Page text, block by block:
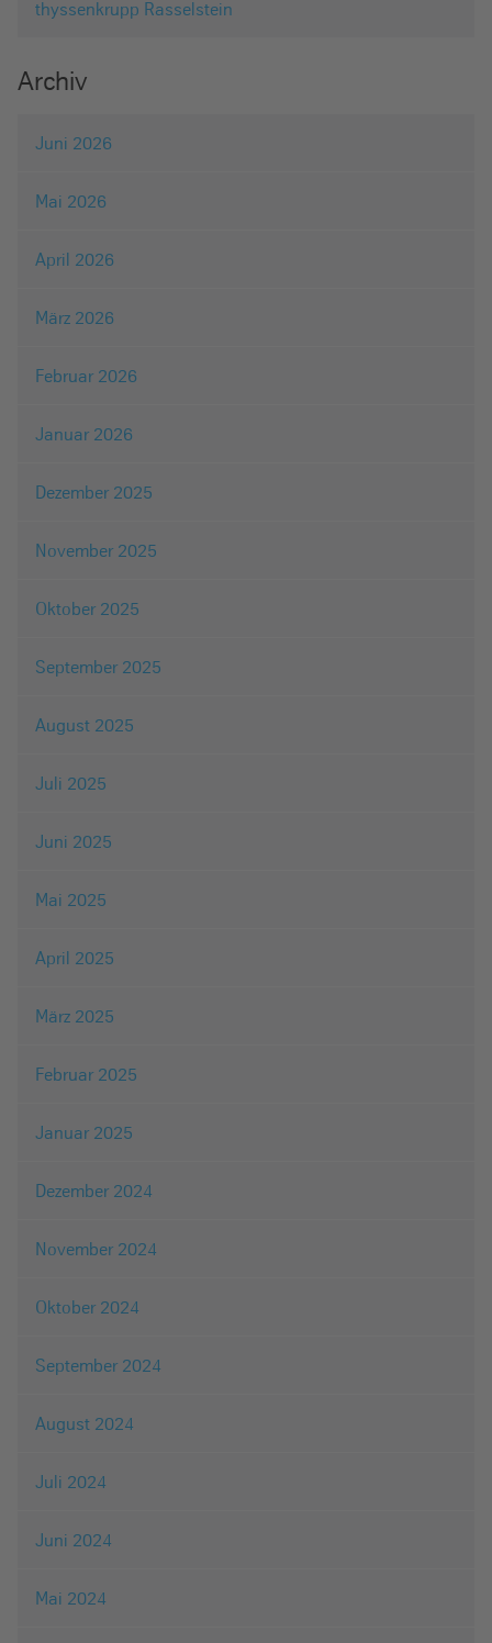
thyssenkrupp Rasselstein
Archiv
Juni 2026
Mai 2026
April 2026
März 2026
Februar 2026
Januar 2026
Dezember 2025
November 2025
Oktober 2025
September 2025
August 2025
Juli 2025
Juni 2025
Mai 2025
April 2025
März 2025
Februar 2025
Januar 2025
Dezember 2024
November 2024
Oktober 2024
September 2024
August 2024
Juli 2024
Juni 2024
Mai 2024